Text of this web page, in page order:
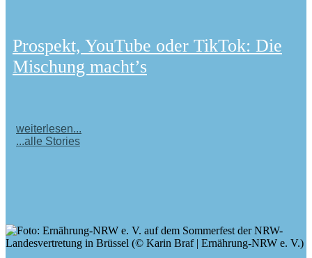
Prospekt, YouTube oder TikTok: Die
Mischung macht’s
weiterlesen...
...alle Stories